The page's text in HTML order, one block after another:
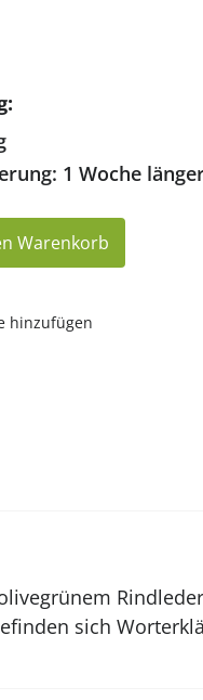
1 Woche
Warenkorb
hinzufügen
sich